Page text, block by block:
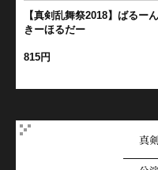
【真剣乱舞祭2018】ばるーん
きーほるだー
815円
真